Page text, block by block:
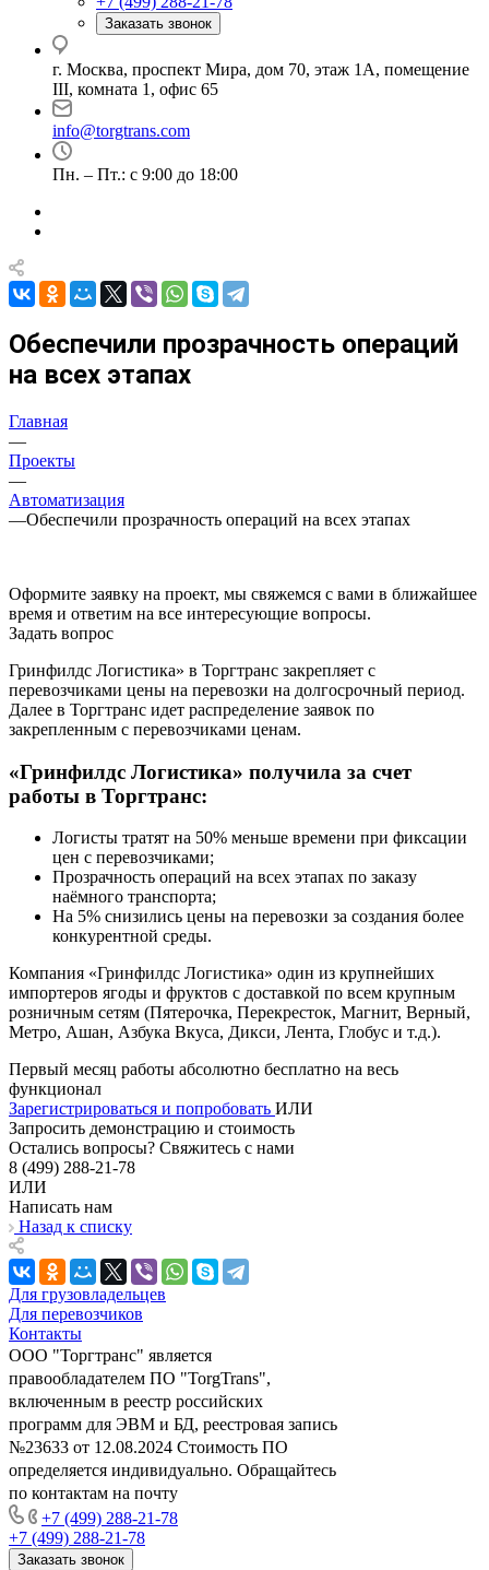
Заказать звонок
г. Москва, проспект Мира, дом 70, этаж 1А, помещение
III, комната 1, офис 65
info@torgtrans.com
Пн. – Пт.: с 9:00 до 18:00
Обеспечили прозрачность операций
на всех этапах
Главная
—
Проекты
—
Автоматизация
—Обеспечили прозрачность операций на всех этапах
Оформите заявку на проект, мы свяжемся с вами в ближайшее
время и ответим на все интересующие вопросы.
Задать вопрос
Гринфилдс Логистика» в Торгтранс закрепляет с
перевозчиками цены на перевозки на долгосрочный период.
Далее в Торгтранс идет распределение заявок по
закрепленным с перевозчиками ценам.
«Гринфилдс Логистика» получила за счет
работы в Торгтранс:
Логисты тратят на 50% меньше времени при фиксации
цен с перевозчиками;
Прозрачность операций на всех этапах по заказу
наёмного транспорта;
На 5% снизились цены на перевозки за создания более
конкурентной среды.
Компания «Гринфилдс Логистика» один из крупнейших
импортеров ягоды и фруктов с доставкой по всем крупным
розничным сетям (Пятерочка, Перекресток, Магнит, Верный,
Метро, Ашан, Азбука Вкуса, Дикси, Лента, Глобус и т.д.).
Первый месяц работы абсолютно бесплатно на весь
функционал
Зарегистрироваться и попробовать ИЛИ
Запросить демонстрацию и стоимость
Остались вопросы? Свяжитесь с нами
8 (499) 288-21-78
ИЛИ
Написать нам
Назад к списку
Для грузовладельцев
Для перевозчиков
Контакты
ООО "Торгтранс" является
правообладателем ПО "TorgTrans",
включенным в реестр российских
программ для ЭВМ и БД, реестровая запись
№23633 от 12.08.2024 Стоимость ПО
определяется индивидуально. Обращайтесь
по контактам на почту
+7 (499) 288-21-78
+7 (499) 288-21-78
Заказать звонок